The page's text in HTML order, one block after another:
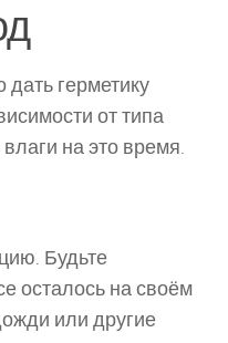
герметику
от типа
на это время.
Будьте
осталось на своём
или другие